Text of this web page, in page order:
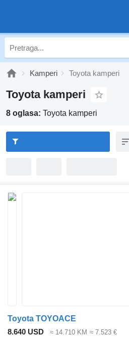
Kamperi Toyota kamperi
Toyota kamperi
8 oglasa: Toyota kamperi
Toyota TOYOACE
8.640 USD
≈ 14.710 KM ≈ 7.523 €